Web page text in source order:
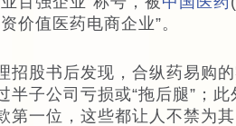
价值医药电商企业”。
招股书后发现，合纵药易购
半子公司亏损或“拖后腿”；
第一位，这些都让人不禁为